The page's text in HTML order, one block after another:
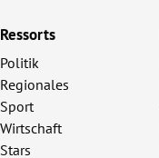
Ressorts
Politik
Regionales
Sport
Wirtschaft
Stars